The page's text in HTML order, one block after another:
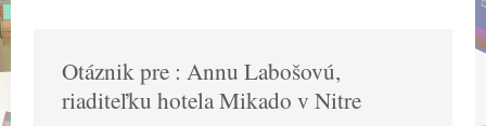
Otáznik pre : Annu Labošovú,
riaditeľku hotela Mikado v Nitre